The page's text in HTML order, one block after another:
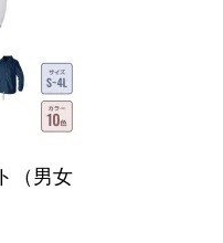
（男女